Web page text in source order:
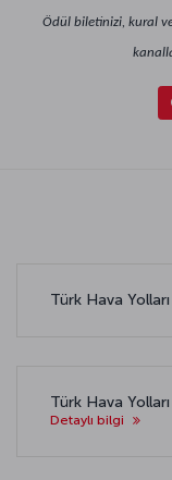
Ödül biletinizi, kural
Türk Hava
Türk Hava
Detaylı bilgi